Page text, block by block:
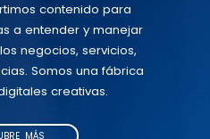
contenido para
a entender y manejar
negocios, servicios,
Somos una fábrica
creativas.
MÁS